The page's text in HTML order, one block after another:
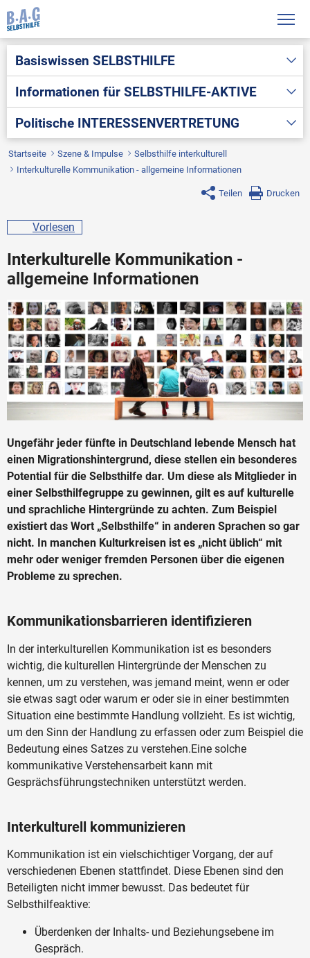
Basiswissen SELBSTHILFE
Informationen für SELBSTHILFE-AKTIVE
Politische INTERESSENVERTRETUNG
Startseite Szene & Impulse
Selbsthilfe interkulturell
Interkulturelle Kommunikation - allgemeine Informationen
Teilen Drucken
Vorlesen
Interkulturelle Kommunikation -
allgemeine Informationen
Ungefähr jeder fünfte in Deutschland lebende Mensch hat
einen Migrationshintergrund, diese stellen ein besonderes
Potential für die Selbsthilfe dar. Um diese als Mitglieder in
einer Selbsthilfegruppe zu gewinnen, gilt es auf kulturelle
und sprachliche Hintergründe zu achten. Zum Beispiel
existiert das Wort „Selbsthilfe“ in anderen Sprachen so gar
nicht. In manchen Kulturkreisen ist es „nicht üblich“ mit
mehr oder weniger fremden Personen über die eigenen
Probleme zu sprechen.
Kommunikationsbarrieren identifizieren
In der interkulturellen Kommunikation ist es besonders
wichtig, die kulturellen Hintergründe der Menschen zu
kennen, um zu verstehen, was jemand meint, wenn er oder
sie etwas sagt oder warum er oder sie in einer bestimmten
Situation eine bestimmte Handlung vollzieht. Es ist wichtig,
um den Sinn der Handlung zu erfassen oder zum Beispiel die
Bedeutung eines Satzes zu verstehen.Eine solche
kommunikative Verstehensarbeit kann mit
Gesprächsführungstechniken unterstützt werden.
Interkulturell kommunizieren
Kommunikation ist ein vielschichtiger Vorgang, der auf
verschiedenen Ebenen stattfindet. Diese Ebenen sind den
Beteiligten nicht immer bewusst. Das bedeutet für
Selbsthilfeaktive:
Überdenken der Inhalts- und Beziehungsebene im
Gespräch.